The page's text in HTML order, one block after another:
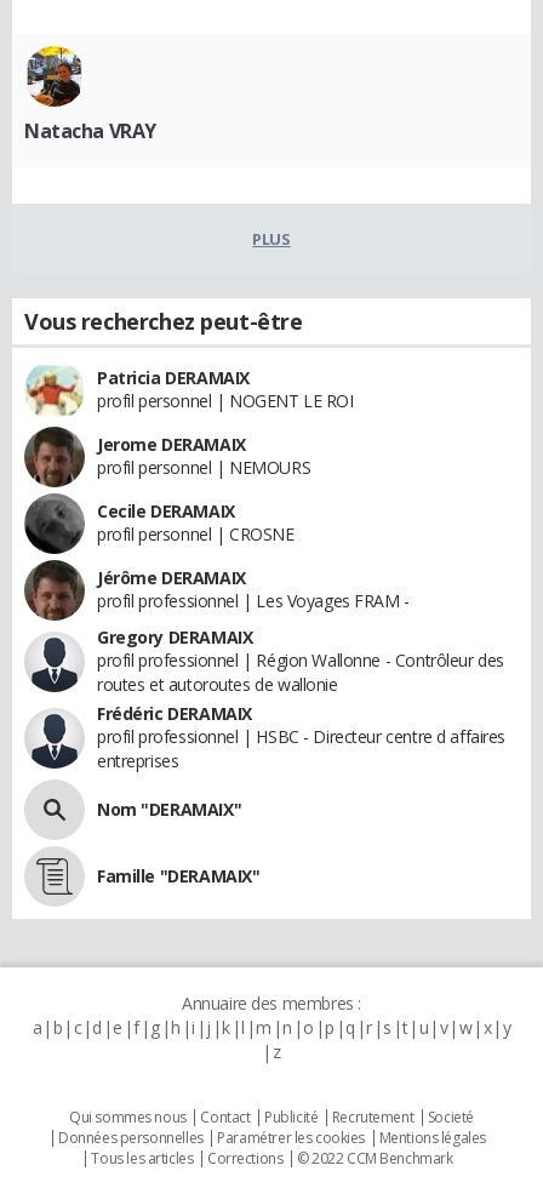
Natacha VRAY
PLUS
Vous recherchez peut-être
Patricia DERAMAIX
profil personnel | NOGENT LE ROI
Jerome DERAMAIX
profil personnel | NEMOURS
Cecile DERAMAIX
profil personnel | CROSNE
Jérôme DERAMAIX
profil professionnel | Les Voyages FRAM -
Gregory DERAMAIX
profil professionnel | Région Wallonne - Contrôleur des
routes et autoroutes de wallonie
Frédéric DERAMAIX
profil professionnel | HSBC - Directeur centre d affaires
entreprises
Nom "DERAMAIX"
Famille "DERAMAIX"
Annuaire des membres :
a b c d e f g h i j k l m n o p q r s t u v w x y
z
Qui sommes nous Contact Publicité Recrutement
Societé
Données personnelles
Paramétrer les cookies
Mentions légales
Tous les articles
Corrections © 2022 CCM Benchmark